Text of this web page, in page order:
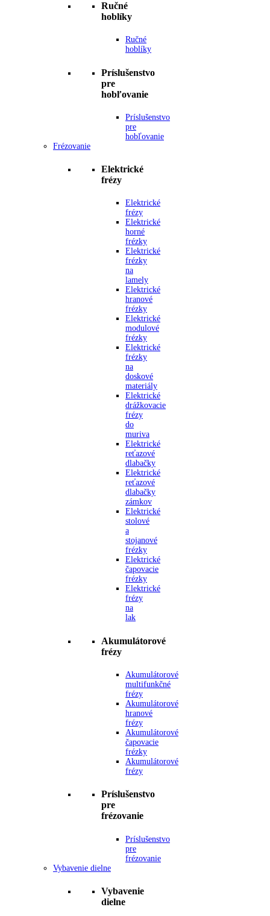
Ručné
hoblíky
Ručné
hoblíky
Príslušenstvo
pre
hobľovanie
Príslušenstvo
pre
hobľovanie
Frézovanie
Elektrické
frézy
Elektrické
frézy
Elektrické
horné
frézky
Elektrické
frézky
na
lamely
Elektrické
hranové
frézky
Elektrické
modulové
frézky
Elektrické
frézky
na
doskové
materiály
Elektrické
drážkovacie
frézy
do
muriva
Elektrické
reťazové
dlabačky
Elektrické
reťazové
dlabačky
zámkov
Elektrické
stolové
a
stojanové
frézky
Elektrické
čapovacie
frézky
Elektrické
frézy
na
lak
Akumulátorové
frézy
Akumulátorové
multifunkčné
frézy
Akumulátorové
hranové
frézy
Akumulátorové
čapovacie
frézky
Akumulátorové
frézy
Príslušenstvo
pre
frézovanie
Príslušenstvo
pre
frézovanie
Vybavenie dielne
Vybavenie
dielne